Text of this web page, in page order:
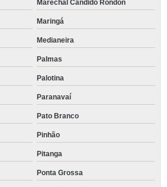
Marechal Cândido Rondon
Maringá
Medianeira
Palmas
Palotina
Paranavaí
Pato Branco
Pinhão
Pitanga
Ponta Grossa